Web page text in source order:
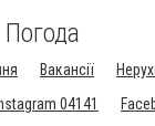
Погода
Вакансії
04141